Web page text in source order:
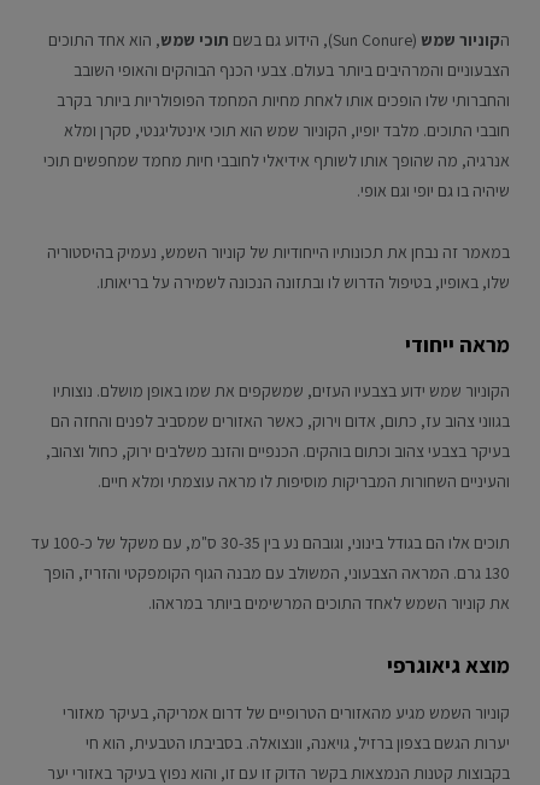
הקוניור שמש (Sun Conure), הידוע גם בשם תוכי שמש, הוא אחד התוכים
הצבעוניים והמרהיבים ביותר בעולם. צבעי הכנף הבוהקים והאופי השובב
והחברותי שלו הופכים אותו לאחת מחיות המחמד הפופולריות ביותר בקרב
חובבי התוכים. מלבד יופיו, הקוניור שמש הוא תוכי אינטליגנטי, סקרן ומלא
אנרגיה, מה שהופך אותו לשותף אידיאלי לחובבי חיות מחמד שמחפשים תוכי
שיהיה בו גם יופי וגם אופי.
במאמר זה נבחן את תכונותיו הייחודיות של קוניור השמש, נעמיק בהיסטוריה
שלו, באופיו, בטיפול הדרוש לו ובתזונה הנכונה לשמירה על בריאותו.
מראה ייחודי
הקוניור שמש ידוע בצבעיו העזים, שמשקפים את שמו באופן מושלם. נוצותיו
בגווני צהוב עז, כתום, אדום וירוק, כאשר האזורים שמסביב לפנים והחזה הם
בעיקר בצבעי צהוב וכתום בוהקים. הכנפיים והזנב משלבים ירוק, כחול וצהוב,
והעיניים השחורות המבריקות מוסיפות לו מראה עוצמתי ומלא חיים.
תוכים אלו הם בגודל בינוני, וגובהם נע בין 30-35 ס"מ, עם משקל של כ-100 עד
130 גרם. המראה הצבעוני, המשולב עם מבנה הגוף הקומפקטי והזריז, הופך
את קוניור השמש לאחד התוכים המרשימים ביותר במראהו.
מוצא גיאוגרפי
קוניור השמש מגיע מהאזורים הטרופיים של דרום אמריקה, בעיקר מאזורי
יערות הגשם בצפון ברזיל, גויאנה, וונצואלה. בסביבתו הטבעית, הוא חי
בקבוצות קטנות הנמצאות בקשר הדוק זו עם זו, והוא נפוץ בעיקר באזורי יער